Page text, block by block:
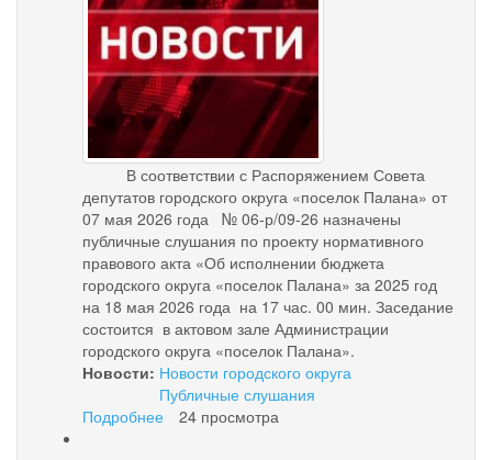
В соответствии с Распоряжением Совета
депутатов городского округа «поселок Палана» от
07 мая 2026 года № 06-р/09-26 назначены
публичные слушания по проекту нормативного
правового акта «Об исполнении бюджета
городского округа «поселок Палана» за 2025 год
на 18 мая 2026 года на 17 час. 00 мин. Заседание
состоится в актовом зале Администрации
городского округа «поселок Палана».
Новости: Новости городского округа
Публичные слушания
Подробнее
24 просмотра